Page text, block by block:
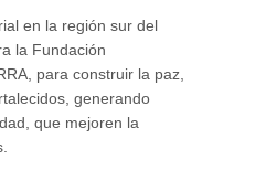
en la región sur del
la Fundación
para construir la paz,
generando
que mejoren la